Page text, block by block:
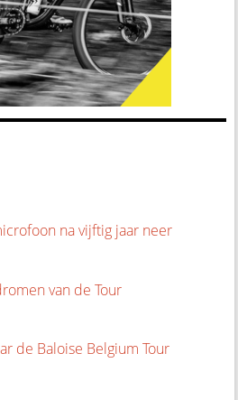
na vijftig jaar neer
van de Tour
de Baloise Belgium Tour